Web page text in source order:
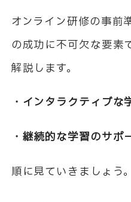
オンライン研修の事前
の成功に不可欠な要素
解説します。
・インタラクティブな
・継続的な学習のサポ
順に見ていきましょう。